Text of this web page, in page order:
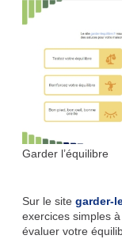
Garder l’équilibre
Sur le site garder-
exercices simples
évaluer votre